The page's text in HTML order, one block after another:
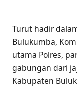
Turut hadir
Bulukumba,
utama Polres,
gabungan dari
Kabupaten